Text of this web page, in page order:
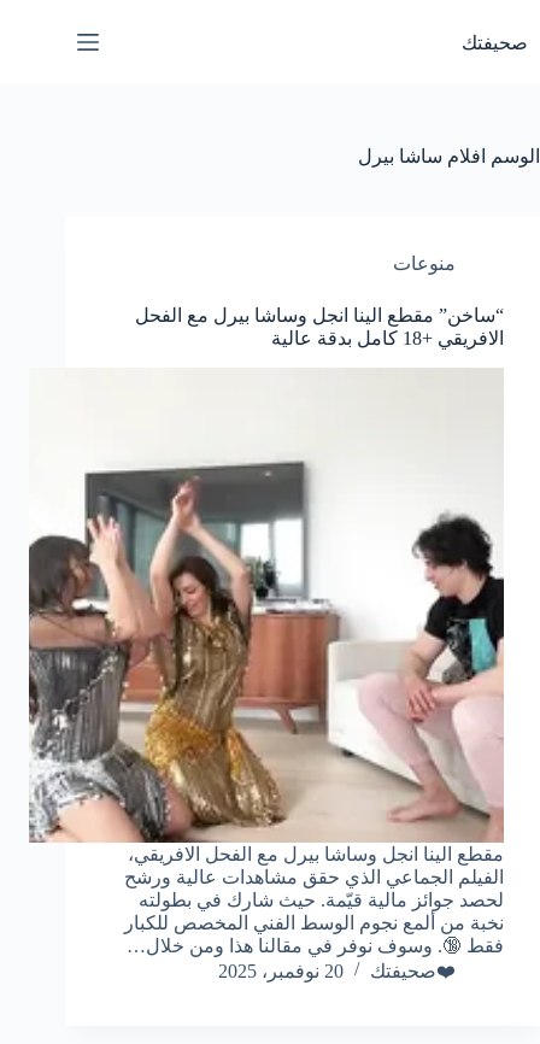
المحتوى
صحيفتك
الوسم افلام ساشا بيرل
منوعات
“ساخن” مقطع الينا انجل وساشا بيرل مع الفحل
الافريقي +18 كامل بدقة عالية
مقطع الينا انجل وساشا بيرل مع الفحل الافريقي،
الفيلم الجماعي الذي حقق مشاهدات عالية ورشح
لحصد جوائز مالية قيّمة. حيث شارك في بطولته
نخبة من ألمع نجوم الوسط الفني المخصص للكبار
فقط 🔞. وسوف نوفر في مقالنا هذا ومن خلال…
❤️صحيفتك
20 نوفمبر، 2025